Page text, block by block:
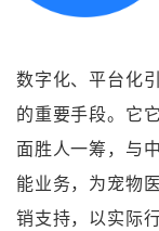
数字化、平台化
的重要手段。它
面胜人一筹，与
能业务，为宠物
销支持，以实际